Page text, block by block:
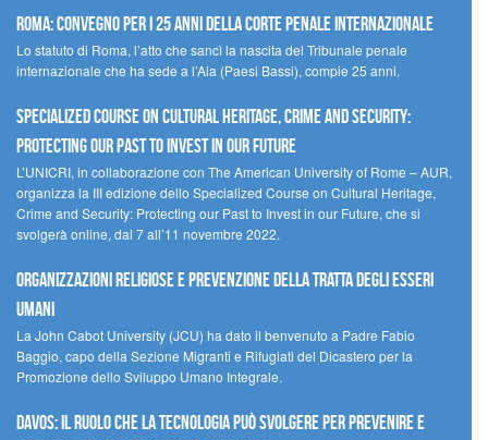
Roma: convegno per i 25 anni della Corte penale internazionale
Lo statuto di Roma, l’atto che sancì la nascita del Tribunale penale
internazionale che ha sede a l’Aia (Paesi Bassi), compie 25 anni.
Specialized Course on Cultural Heritage, Crime and Security:
Protecting our Past to Invest in our Future
L’UNICRI, in collaborazione con The American University of Rome – AUR,
organizza la III edizione dello Specialized Course on Cultural Heritage,
Crime and Security: Protecting our Past to Invest in our Future, che si
svolgerà online, dal 7 all’11 novembre 2022.
Organizzazioni religiose e prevenzione della tratta degli esseri
umani
La John Cabot University (JCU) ha dato il benvenuto a Padre Fabio
Baggio, capo della Sezione Migranti e Rifugiati del Dicastero per la
Promozione dello Sviluppo Umano Integrale.
Davos: il ruolo che la tecnologia può svolgere per prevenire e